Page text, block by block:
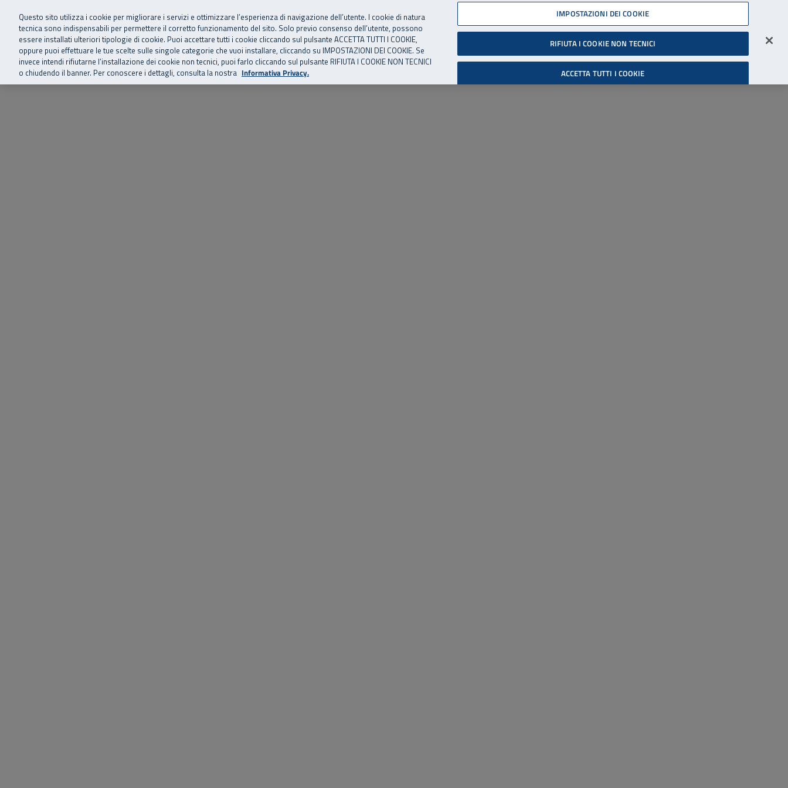
Vai al menu principale
Vai al contenuto principale
Vai al Footer 06 45539607
SuperAbile - il Contact Center Inail per il mondo della disabilità
Home Chi siamo Storie, news ed eventi Risorse utili Supporto Accessibilità
Cerca
Accedi all'area riservata
Questo sito utilizza i cookie per migliorare i servizi e ottimizzare l’esperienza di navigazione dell’utente. I cookie di natura
tecnica sono indispensabili per permettere il corretto funzionamento del sito. Solo previo consenso dell’utente, possono
essere installati ulteriori tipologie di cookie. Puoi accettare tutti i cookie cliccando sul pulsante ACCETTA TUTTI I COOKIE,
oppure puoi effettuare le tue scelte sulle singole categorie che vuoi installare, cliccando su IMPOSTAZIONI DEI COOKIE. Se
invece intendi rifiutarne l’installazione dei cookie non tecnici, puoi farlo cliccando sul pulsante RIFIUTA I COOKIE NON TECNICI
o chiudendo il banner. Per conoscere i dettagli, consulta la nostra Informativa Privacy.
IMPOSTAZIONI DEI COOKIE
RIFIUTA I COOKIE NON TECNICI
ACCETTA TUTTI I COOKIE